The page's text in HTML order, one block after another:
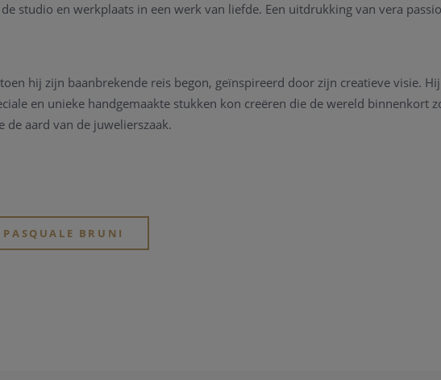
studio en werkplaats in een werk van liefde. Een uitdrukking van vera
hij zijn baanbrekende reis begon, geïnspireerd door zijn creatieve visie.
en unieke handgemaakte stukken kon creëren die de wereld binnenkort
de aard van de juwelierszaak.
en zijn gezin grootbracht. Dit is de geruststellende bakermat waar zijn
BRUNI